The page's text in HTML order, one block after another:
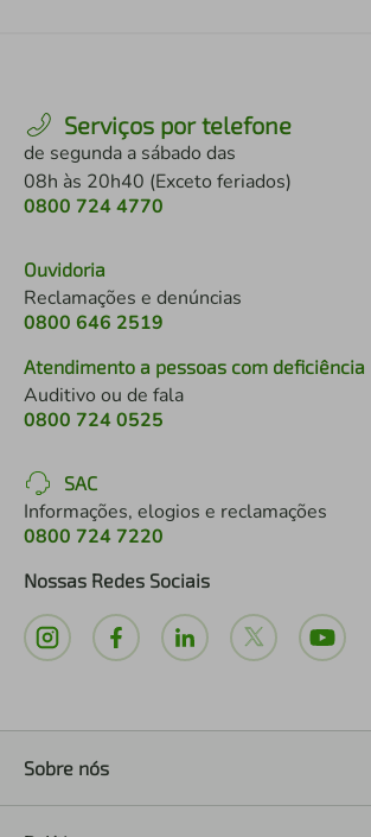
Serviços por telefone
de segunda a sábado das
08h às 20h40 (Exceto feriados)
0800 724 4770
Ouvidoria
Reclamações e denúncias
0800 646 2519
Atendimento a pessoas com deficiência
Auditivo ou de fala
0800 724 0525
SAC
Informações, elogios e reclamações
0800 724 7220
Nossas Redes Sociais
Sobre nós